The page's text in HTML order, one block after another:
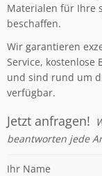
Materialen für Ihre
beschaffen.
Wir garantieren
Service, kostenlose
und sind rund um
verfügbar.
Jetzt anfragen!
beantworten jede
Ihr Name